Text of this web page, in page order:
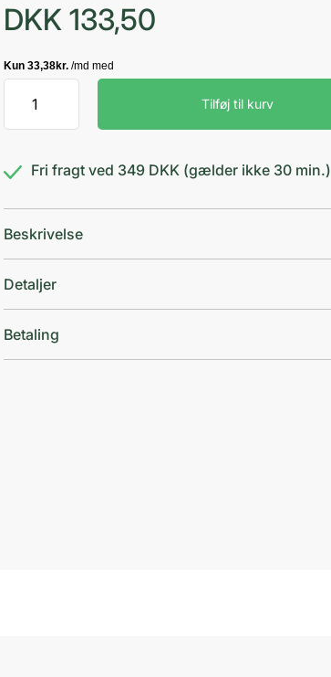
DKK 133,50
Plaster
Albue
Tilføj til kurv
Fri fragt ved 349 DKK (gælder ikke 30 min.)
Beskrivelse
Detaljer
Betaling